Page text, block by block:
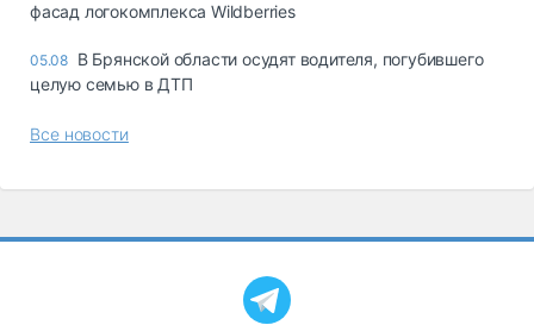
фасад логокомплекса Wildberries
05.08 В Брянской области осудят водителя, погубившего
целую семью в ДТП
Все новости